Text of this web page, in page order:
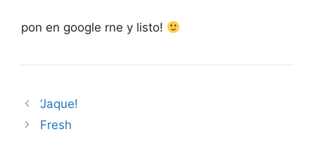
pon en google rne y listo!
‘Jaque!
Fresh